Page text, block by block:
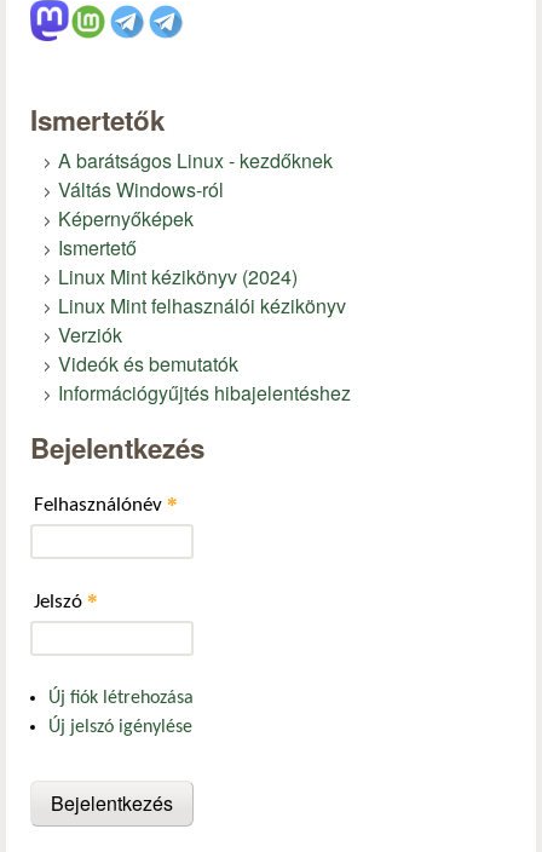
Ismertetők
A barátságos Linux - kezdőknek
Váltás Windows-ról
Képernyőképek
Ismertető
Linux Mint kézikönyv (2024)
Linux Mint felhasználói kézikönyv
Verziók
Videók és bemutatók
Információgyűjtés hibajelentéshez
Bejelentkezés
Felhasználónév *
Jelszó *
Új fiók létrehozása
Új jelszó igénylése